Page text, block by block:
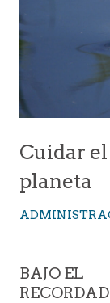
Cuidar
planeta
BAJO EL